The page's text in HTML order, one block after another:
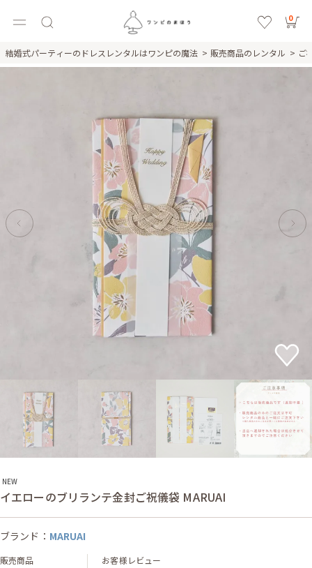
0
結婚式パーティーのドレスレンタルはワンピの魔法 販売商品のレンタル ご
NEW
イエローのブリランテ金封ご祝儀袋 MARUAI
ブランド： MARUAI
販売商品 お客様レビュー